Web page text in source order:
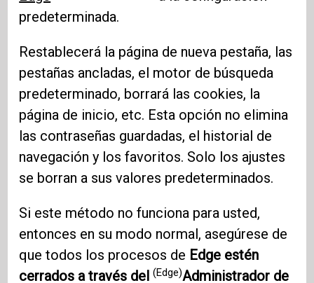
predeterminada.
Restablecerá la página de nueva pestaña, las
pestañas ancladas, el motor de búsqueda
predeterminado, borrará las cookies, la
página de inicio, etc. Esta opción no elimina
las contraseñas guardadas, el historial de
navegación y los favoritos. Solo los ajustes
se borran a sus valores predeterminados.
Si este método no funciona para usted,
entonces en su modo normal, asegúrese de
que todos los procesos de Edge estén
cerrados a través del(Edge)Administrador de